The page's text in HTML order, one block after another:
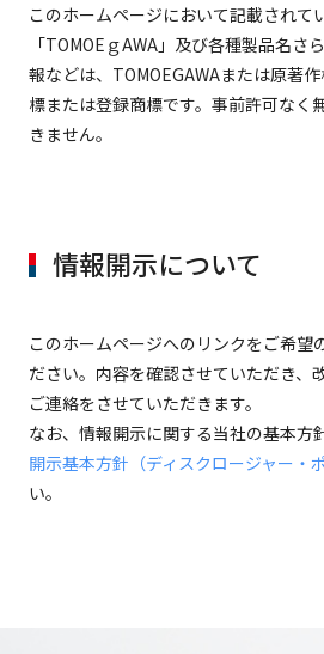
このホームページにおいて記載されて
「TOMOEｇAWA」及び各種製品名さ
報などは、TOMOEGAWAまたは原著
標または登録商標です。事前許可なく
きません。
情報開示について
このホームページへのリンクをご希望
ださい。内容を確認させていただき、
ご連絡をさせていただきます。
なお、情報開示に関する当社の基本方
開示基本方針（ディスクロージャー・ポ
い。